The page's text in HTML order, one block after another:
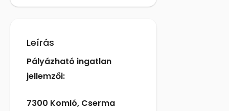
Leírás
Pályázható ingatlan
jellemzői:
7300 Komló, Cserma